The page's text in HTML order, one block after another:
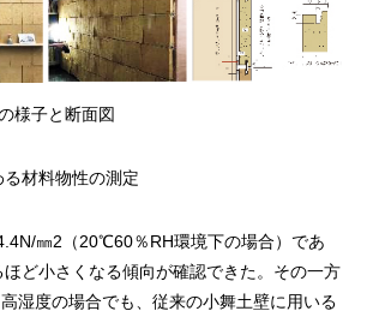
様子と断面図
材料物性の測定
㎜2（20℃60％RH環境下の場合）であ
ほど小さくなる傾向が確認できた。その一方
湿度の場合でも、従来の小舞土壁に用いる